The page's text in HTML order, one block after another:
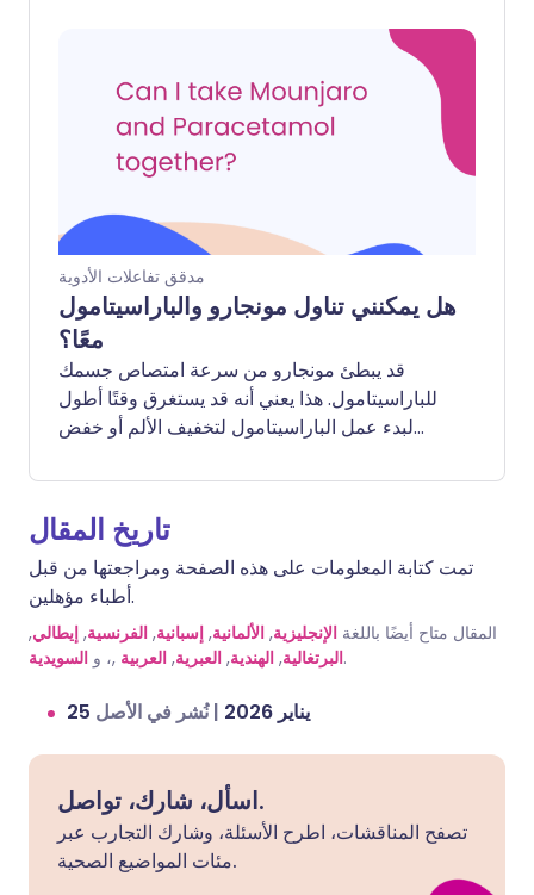
نظريًا سرعة امتصاص جسمك للمغنيسيوم، على
الرغم من أن هذا نادرًا ما يكون مصدر قلق سريري.
بالإضافة إلى ذلك، يمكن لكليهما أن يسبب آثارًا
جانبية مثل الغثيان أو تغييرات في عادات الأمعاء
(غالبًا ما يلين المغنيسيوم البراز، بينما يمكن أن
مدقق تفاعلات الأدوية
هل يمكنني تناول مونجارو والباراسيتامول
معًا؟
قد يبطئ مونجارو من سرعة امتصاص جسمك
للباراسيتامول. هذا يعني أنه قد يستغرق وقتًا أطول
لبدء عمل الباراسيتامول لتخفيف الألم أو خفض
الدواء التي تدخل إلى نظامك كما هي.
تاريخ المقال
تمت كتابة المعلومات على هذه الصفحة ومراجعتها من قبل
أطباء مؤهلين.
المقال متاح أيضًا باللغة الإنجليزية, الألمانية, إسبانية, الفرنسية, إيطالي,
البرتغالية, الهندية, العبرية, العربية ,، و السويدية .
25 يناير 2026 |نُشر في الأصل
اسأل، شارك، تواصل.
تصفح المناقشات، اطرح الأسئلة، وشارك التجارب عبر
مئات المواضيع الصحية.